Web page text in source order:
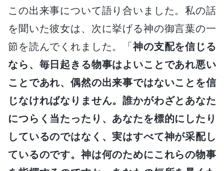
この出来事について語り合いました。私の話
を聞いた彼女は、次に挙げる神の御言葉の一
節を読んでくれました。「神の支配を信じる
なら、毎日起きる物事はよいことであれ悪い
ことであれ、偶然の出来事ではないことを信
じなければなりません。誰かがわざとあなた
につらく当たったり、あなたを標的にしたり
しているのではなく、実はすべて神が采配し
ているのです。神は何のためにこれらの物事